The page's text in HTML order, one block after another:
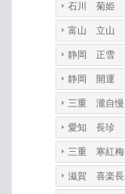
石川 菊姫
富山 立山
静岡 正雪
静岡 開運
三重 瀧自慢
愛知 長珍
三重 寒紅梅
滋賀 喜楽長